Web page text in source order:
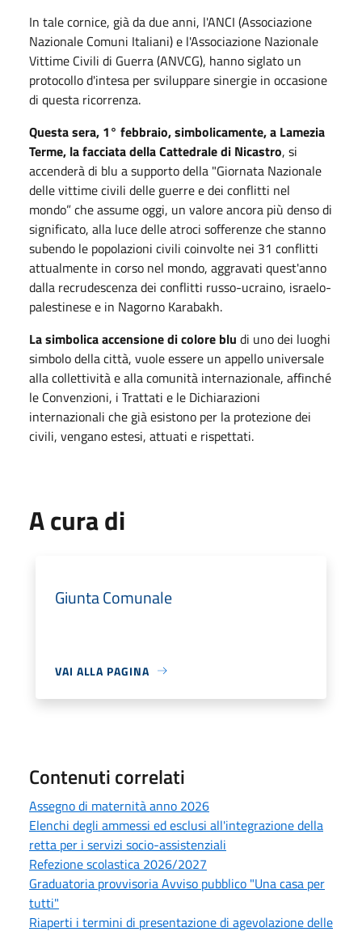
In tale cornice, già da due anni, l'ANCI (Associazione
Nazionale Comuni Italiani) e l'Associazione Nazionale
Vittime Civili di Guerra (ANVCG), hanno siglato un
protocollo d'intesa per sviluppare sinergie in occasione
di questa ricorrenza.
Questa sera, 1° febbraio, simbolicamente, a Lamezia
Terme, la facciata della Cattedrale di Nicastro, si
accenderà di blu a supporto della "Giornata Nazionale
delle vittime civili delle guerre e dei conflitti nel
mondo” che assume oggi, un valore ancora più denso di
significato, alla luce delle atroci sofferenze che stanno
subendo le popolazioni civili coinvolte nei 31 conflitti
attualmente in corso nel mondo, aggravati quest'anno
dalla recrudescenza dei conflitti russo-ucraino, israelo-
palestinese e in Nagorno Karabakh.
La simbolica accensione di colore blu di uno dei luoghi
simbolo della città, vuole essere un appello universale
alla collettività e alla comunità internazionale, affinché
le Convenzioni, i Trattati e le Dichiarazioni
internazionali che già esistono per la protezione dei
civili, vengano estesi, attuati e rispettati.
A cura di
Giunta Comunale
VAI ALLA PAGINA
Contenuti correlati
Assegno di maternità anno 2026
Elenchi degli ammessi ed esclusi all'integrazione della
retta per i servizi socio-assistenziali
Refezione scolastica 2026/2027
Graduatoria provvisoria Avviso pubblico "Una casa per
tutti"
Riaperti i termini di presentazione di agevolazione delle